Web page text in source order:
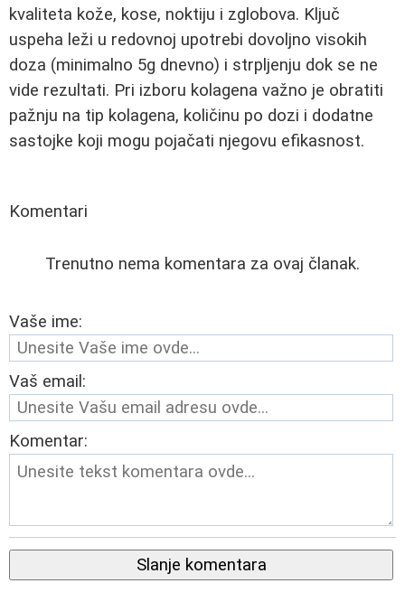
kvaliteta kože, kose, noktiju i zglobova. Ključ
uspeha leži u redovnoj upotrebi dovoljno visokih
doza (minimalno 5g dnevno) i strpljenju dok se ne
vide rezultati. Pri izboru kolagena važno je obratiti
pažnju na tip kolagena, količinu po dozi i dodatne
sastojke koji mogu pojačati njegovu efikasnost.
Komentari
Trenutno nema komentara za ovaj članak.
Vaše ime:
Vaš email:
Komentar:
Slanje komentara